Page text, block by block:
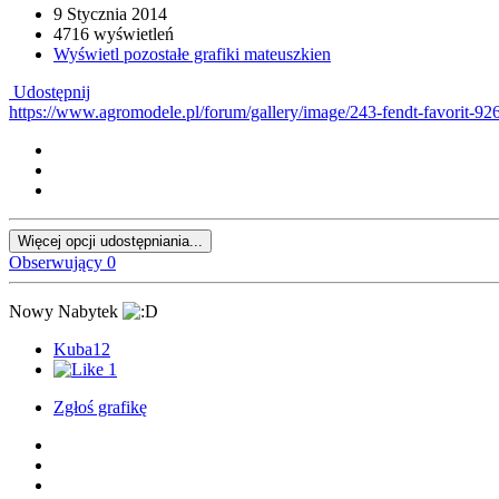
9 Stycznia 2014
4716 wyświetleń
Wyświetl pozostałe grafiki mateuszkien
Udostępnij
https://www.agromodele.pl/forum/gallery/image/243-fendt-favorit-
Więcej opcji udostępniania...
Obserwujący 0
Nowy Nabytek
Kuba12
1
Zgłoś grafikę